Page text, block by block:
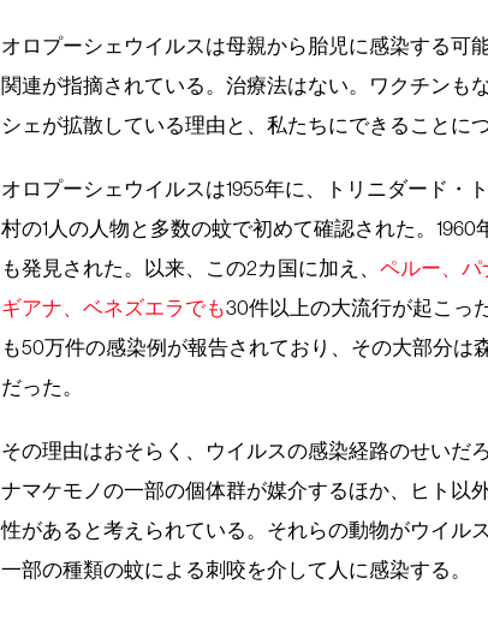
オロプーシェウイルスは母親から胎児に感染する可
関連が指摘されている。治療法はない。ワクチンも
シェが拡散している理由と、私たちにできることに
オロプーシェウイルスは1955年に、トリニダード・
村の1人の人物と多数の蚊で初めて確認された。
も発見された。以来、この2カ国に加え、 ペルー、パ
ギアナ、ベネズエラでも30件以上の大流行が起こっ
も50万件の感染例が報告されており、その大部分は
だった。
その理由はおそらく、ウイルスの感染経路のせいだ
ナマケモノの一部の個体群が媒介するほか、ヒト以
性があると考えられている。それらの動物がウイル
一部の種類の蚊による刺咬を介して人に感染する。